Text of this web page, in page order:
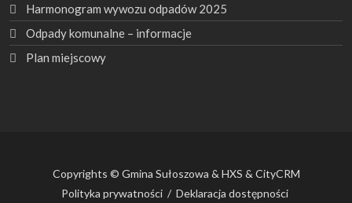
Harmonogram wywozu odpadów 2025
Odpady komunalne – informacje
Plan miejscowy
Copyrights © Gmina Sułoszowa & HXS & CityCRM
Polityka prywatności / Deklaracja dostępności